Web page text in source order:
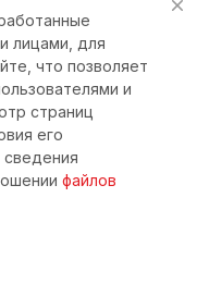
данных
лицами, для
что позволяет
и
страниц
его
файлов